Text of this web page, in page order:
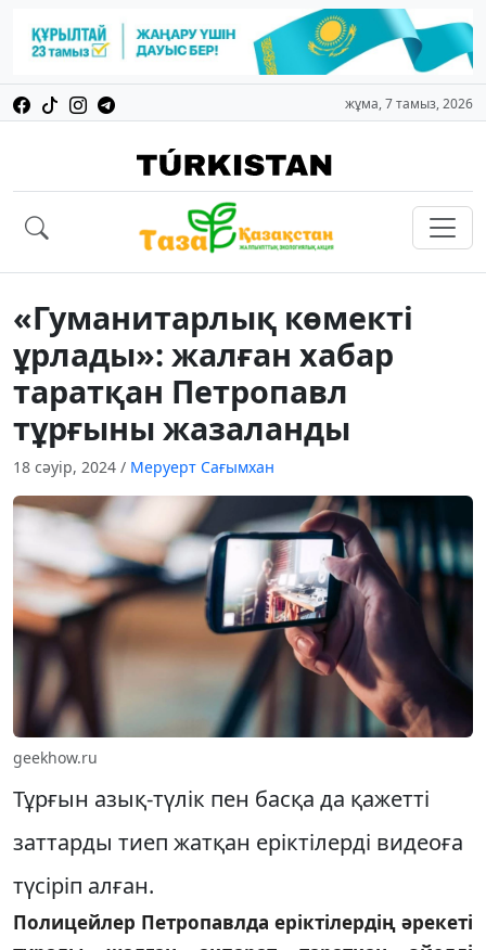
жұма, 7 тамыз, 2026
«Гуманитарлық көмекті
ұрлады»: жалған хабар
таратқан Петропавл
тұрғыны жазаланды
18 сәуір, 2024 / Меруерт Сағымхан
geekhow.ru
Тұрғын азық-түлік пен басқа да қажетті
заттарды тиеп жатқан еріктілерді видеоға
түсіріп алған.
Полицейлер Петропавлда еріктілердің әрекеті